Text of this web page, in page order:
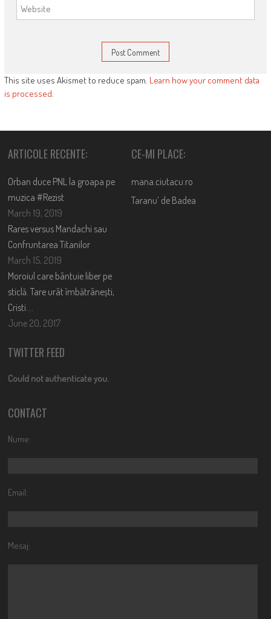
This site uses Akismet to reduce spam. Learn how your comment data
is processed
ARTICOLE RECENTE:
Orban duce PNL la groapa pe
muzica #Rezist
March 19, 2019
Rares versus Mandachi sau
Confruntarea Titanilor
March 15, 2019
Moroiul care bântuie liber pe
sticlă. Tare urât îmbătrânești,
Cristi….
June 20, 2017
CE-MI PLACE:
mana.ciutacu.ro
Taranu’ de Badea
TWITTER FEED
Could not authenticate you.
CONTACT
Nume:
Email:
Mesaj: